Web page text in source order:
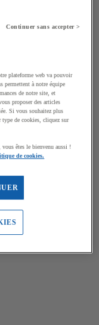
Continuer sans accepter >
plateforme web va pouvoir
permettent à notre équipe
de notre site, et
proposer des articles
Si vous souhaitez plus
de cookies, cliquez sur
êtes le bienvenu aussi !
de cookies.